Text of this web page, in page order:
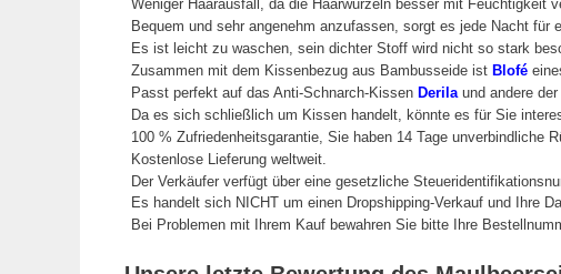
Weniger Haarausfall, da die Haarwurzeln besser mit Feuchtigkeit
Bequem und sehr angenehm anzufassen, sorgt es jede Nacht für
Es ist leicht zu waschen, sein dichter Stoff wird nicht so stark
Zusammen mit dem Kissenbezug aus Bambusseide ist Blofé
Passt perfekt auf das Anti-Schnarch-Kissen Derila und andere der
Da es sich schließlich um Kissen handelt, könnte es für Sie
100 % Zufriedenheitsgarantie, Sie haben 14 Tage unverbindliche
Kostenlose Lieferung weltweit.
Der Verkäufer verfügt über eine gesetzliche
Es handelt sich NICHT um einen Dropshipping-Verkauf und Ihre
Bei Problemen mit Ihrem Kauf bewahren Sie bitte Ihre